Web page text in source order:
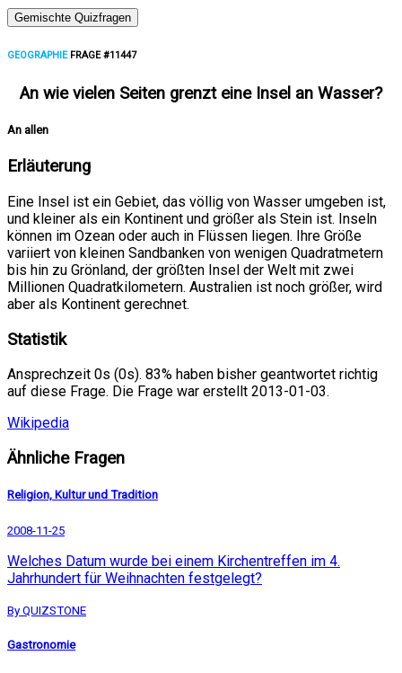
Gemischte Quizfragen
GEOGRAPHIEFRAGE #11447
An wie vielen Seiten grenzt eine Insel an Wasser?
An allen
Erläuterung
Eine Insel ist ein Gebiet, das völlig von Wasser umgeben ist,
und kleiner als ein Kontinent und größer als Stein ist. Inseln
können im Ozean oder auch in Flüssen liegen. Ihre Größe
variiert von kleinen Sandbanken von wenigen Quadratmetern
bis hin zu Grönland, der größten Insel der Welt mit zwei
Millionen Quadratkilometern. Australien ist noch größer, wird
aber als Kontinent gerechnet.
Statistik
Ansprechzeit 0s (0s). 83% haben bisher geantwortet richtig
auf diese Frage. Die Frage war erstellt 2013-01-03.
Wikipedia
Ähnliche Fragen
Religion, Kultur und Tradition
2008-11-25
Welches Datum wurde bei einem Kirchentreffen im 4.
Jahrhundert für Weihnachten festgelegt?
By QUIZSTONE
Gastronomie